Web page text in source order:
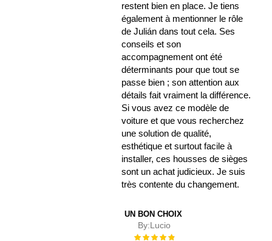
restent bien en place. Je tiens
également à mentionner le rôle
de Julián dans tout cela. Ses
conseils et son
accompagnement ont été
déterminants pour que tout se
passe bien ; son attention aux
détails fait vraiment la différence.
Si vous avez ce modèle de
voiture et que vous recherchez
une solution de qualité,
esthétique et surtout facile à
installer, ces housses de sièges
sont un achat judicieux. Je suis
très contente du changement.
UN BON CHOIX
By:Lucio
Évaluation :